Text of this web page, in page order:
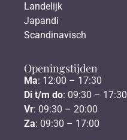
Landelijk
Japandi
Scandinavisch
Openingstijden
Ma: 12:00 – 17:30
Di t/m do: 09:30 – 17:30
Vr: 09:30 – 20:00
Za: 09:30 – 17:00